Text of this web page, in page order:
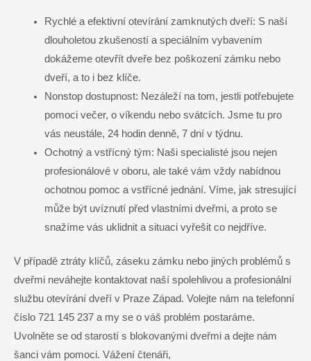
Rychlé a ⁤efektivní otevírání zamknutých dveří: S naší
dlouholetou zkušeností a⁣ speciálním⁢ vybavením
dokážeme otevřít dveře bez poškození zámku nebo
dveří, a to‍ i bez klíče.
Nonstop dostupnost: Nezáleží na tom, jestli potřebujete
⁣pomoci večer, o⁤ víkendu nebo⁤ svátcích. Jsme ‍tu pro‍
vás neustále, 24 hodin ‍denně, 7 dní v týdnu.
Ochotný a⁤ vstřícný tým: Naši specialisté jsou nejen​
profesionálové v oboru, ale také⁤ vám vždy nabídnou
ochotnou pomoc a ​vstřícné jednání. Víme, jak ⁢stresující
může ‌být ​uvíznutí před vlastními dveřmi,‍ a proto se
snažíme ⁣vás uklidnit a situaci⁢ vyřešit ⁤co nejdříve.
V případě⁢ ztráty ​klíčů,‌ záseku zámku nebo jiných problémů‌ s
dveřmi neváhejte ⁣kontaktovat naší spolehlivou a ‌profesionální
službu otevírání dveří ​v Praze ⁢Západ. Volejte nám‌ na telefonní
číslo 721‌ 145 237 a my se ​o váš problém postaráme.
Uvolněte se⁤ od ⁢starostí s blokovanými⁤ dveřmi a dejte nám
⁣šanci vám pomoci. ⁤Vážení čtenáři,